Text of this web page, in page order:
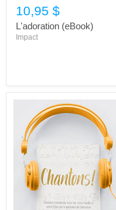
10,95 $
L'adoration (eBook)
Impact